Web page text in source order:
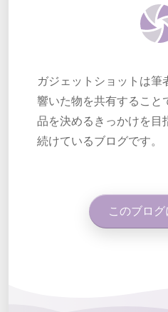
ガジェットショットは筆
響いた物を共有すること
品を決めるきっかけを目
続けているブログです。
このブログ